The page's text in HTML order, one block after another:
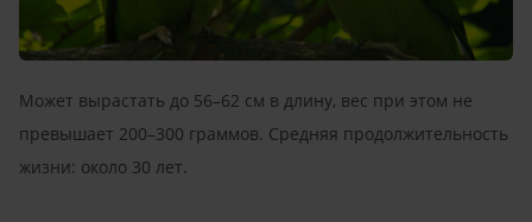
Может вырастать до 56–62 см в длину, вес при этом не
превышает 200–300 граммов. Средняя продолжительность
жизни: около 30 лет.